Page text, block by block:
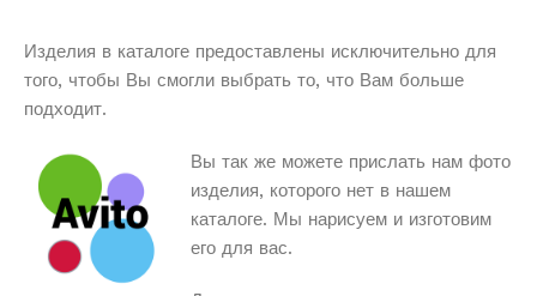
Изделия в каталоге предоставлены исключительно для
того, чтобы Вы смогли выбрать то, что Вам больше
подходит.
Вы так же можете прислать нам фото
изделия, которого нет в нашем
каталоге. Мы нарисуем и изготовим
его для вас.